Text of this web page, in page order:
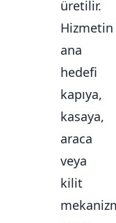
üretilir.
Hizmetin
ana
hedefi
kapıya,
kasaya,
araca
veya
kilit